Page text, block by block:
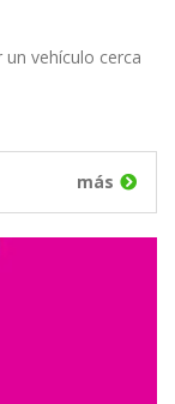
vehículo cerca
más